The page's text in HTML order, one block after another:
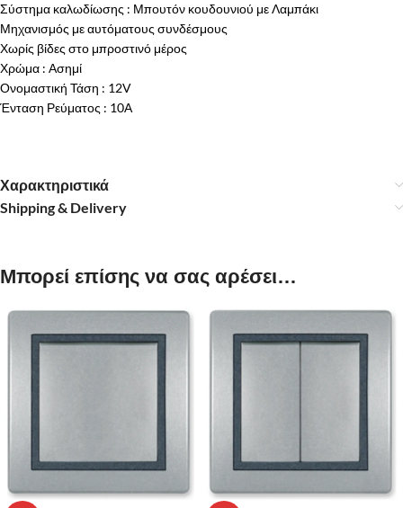
Σύστημα καλωδίωσης : Μπουτόν κουδουνιού με Λαμπάκι
Μηχανισμός με αυτόματους συνδέσμους
Χωρίς βίδες στο μπροστινό μέρος
Χρώμα : Ασημί
Ονομαστική Τάση : 12V
Ένταση Ρεύματος : 10Α
Χαρακτηριστικά
Shipping & Delivery
Μπορεί επίσης να σας αρέσει…